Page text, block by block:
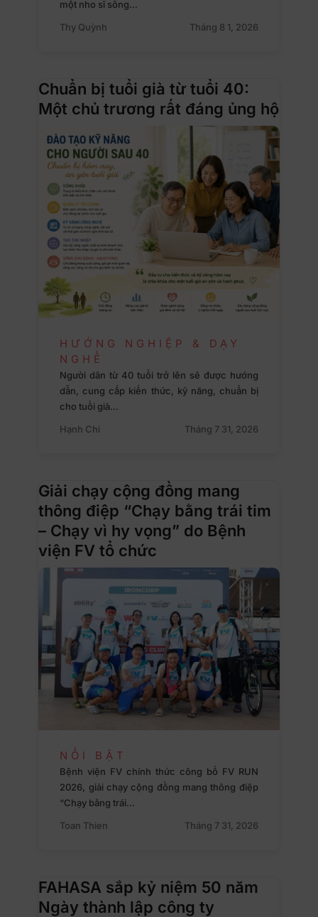
một nho sĩ sống…
Thy Quỳnh
Tháng 8 1, 2026
Chuẩn bị tuổi già từ tuổi 40:
Một chủ trương rất đáng ủng hộ
HƯỚNG NGHIỆP & DẠY
NGHỀ
Người dân từ 40 tuổi trở lên sẽ được hướng
dẫn, cung cấp kiến thức, kỹ năng, chuẩn bị
cho tuổi già…
Hạnh Chi
Tháng 7 31, 2026
Giải chạy cộng đồng mang
thông điệp “Chạy bằng trái tim
– Chạy vì hy vọng” do Bệnh
viện FV tổ chức
NỔI BẬT
Bệnh viện FV chính thức công bố FV RUN
2026, giải chạy cộng đồng mang thông điệp
“Chạy bằng trái…
Toan Thien
Tháng 7 31, 2026
FAHASA sắp kỷ niệm 50 năm
Ngày thành lập công ty